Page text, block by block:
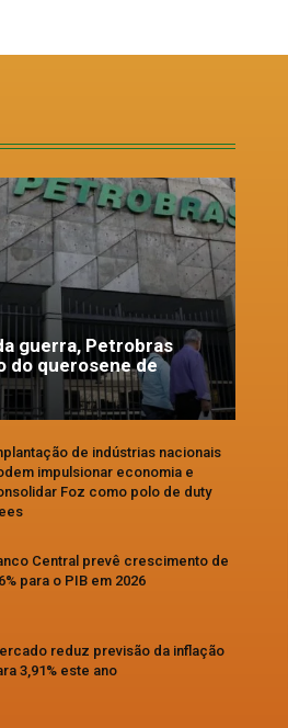
guerra, Petrobras
do querosene de
de indústrias nacionais
impulsionar economia e
Foz como polo de duty
Central prevê crescimento de
para o PIB em 2026
reduz previsão da inflação
3,91% este ano